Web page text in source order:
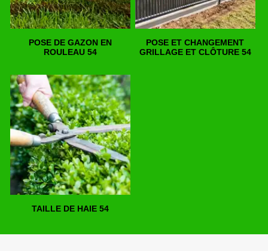
POSE DE GAZON EN
ROULEAU 54
POSE ET CHANGEMENT
GRILLAGE ET CLÔTURE 54
TAILLE DE HAIE 54